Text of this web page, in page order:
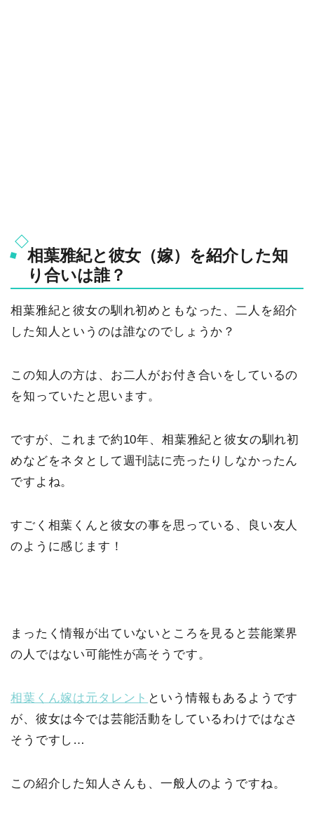
相葉雅紀と彼女（嫁）を紹介した知
り合いは誰？
相葉雅紀と彼女の馴れ初めともなった、二人を紹介
した知人というのは誰なのでしょうか？
この知人の方は、お二人がお付き合いをしているの
を知っていたと思います。
ですが、これまで約10年、相葉雅紀と彼女の馴れ初
めなどをネタとして週刊誌に売ったりしなかったん
ですよね。
すごく相葉くんと彼女の事を思っている、良い友人
のように感じます！
まったく情報が出ていないところを見ると芸能業界
の人ではない可能性が高そうです。
相葉くん嫁は元タレント という情報もあるようです
が、彼女は今では芸能活動をしているわけではなさ
そうですし…
この紹介した知人さんも、一般人のようですね。